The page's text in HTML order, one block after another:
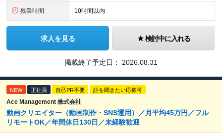
残業時間 10時間以内
求人を見る 検討中に入れる
掲載終了予定日： 2026.08.31
NEW 正社員 自己PR不要 話を聞きたい応募可
Ace Management 株式会社
動画クリエイター（動画制作・SNS運用）／月平均45万円／フル
リモートOK／年間休日130日／未経験歓迎